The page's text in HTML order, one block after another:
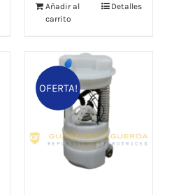
$ 48,00.$ 42,55.
Añadir al
carrito
Detalles
OFERTA!